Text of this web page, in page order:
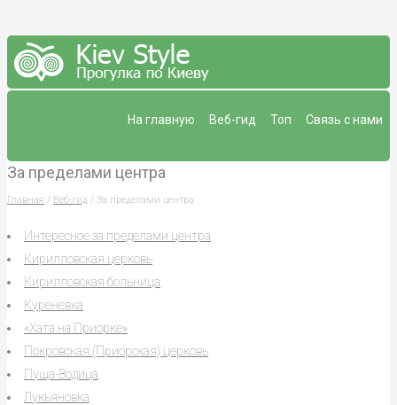
Связь с нами
Топ
Веб-гид
На главную
За пределами центра
Главная / Веб-гид / За пределами центра
Интересное за пределами центра
Кирилловская церковь
Кирилловская больница
Куреневка
«Хата на Приорке»
Покровская (Приорская) церковь
Пуща-Водица
Лукьяновка